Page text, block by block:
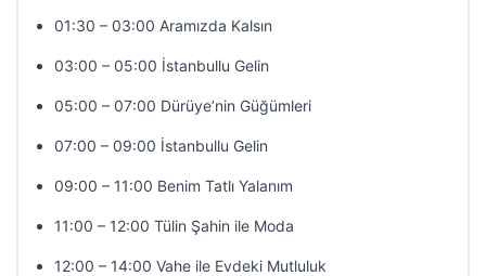
01:30 – 03:00 Aramızda Kalsın
03:00 – 05:00 İstanbullu Gelin
05:00 – 07:00 Dürüye’nin Güğümleri
07:00 – 09:00 İstanbullu Gelin
09:00 – 11:00 Benim Tatlı Yalanım
11:00 – 12:00 Tülin Şahin ile Moda
12:00 – 14:00 Vahe ile Evdeki Mutluluk